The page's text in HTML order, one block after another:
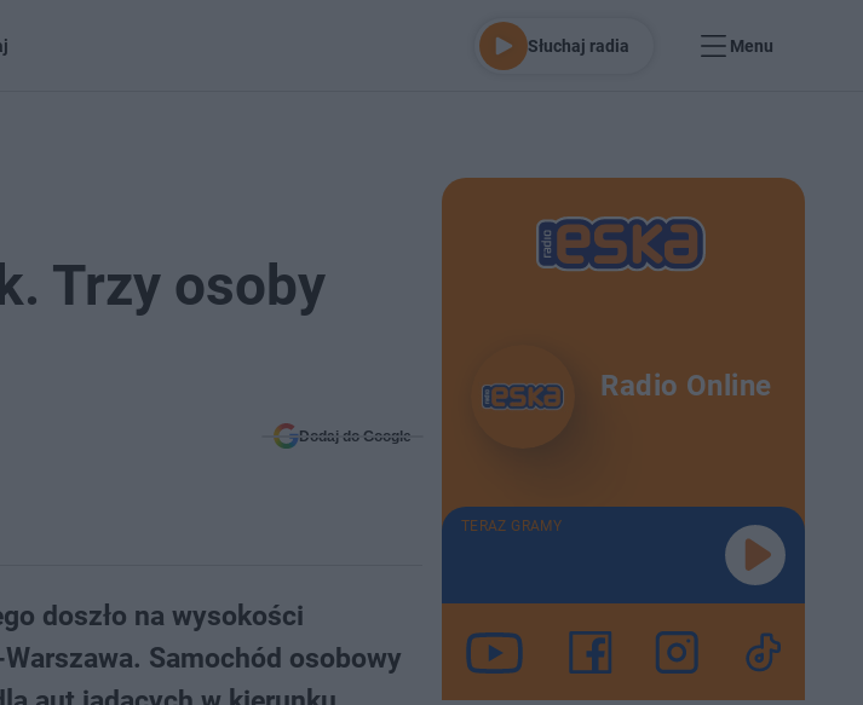
Słuchaj radia Menu
Trzy osoby
Dodaj do Google
doszło na wysokości
Samochód osobowy
Radio Online
TERAZ GRAMY